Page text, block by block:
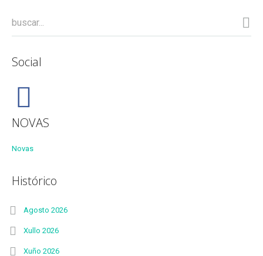
Social
NOVAS
Novas
Histórico
Agosto 2026
Xullo 2026
Xuño 2026